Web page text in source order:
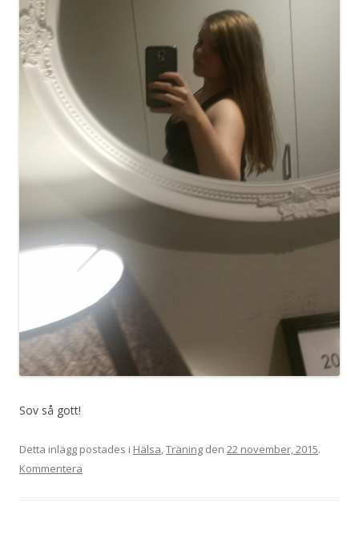
Sov så gott!
Detta inlägg postades i Hälsa,Träning den 22 november, 2015.
Kommentera